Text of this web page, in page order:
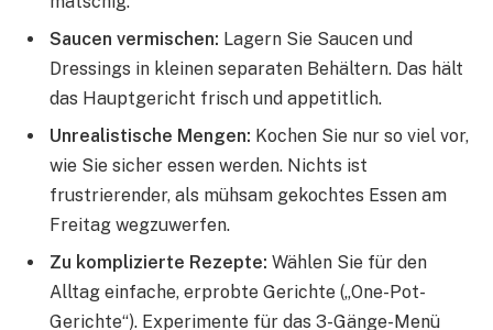
Saucen vermischen: Lagern Sie Saucen und
Dressings in kleinen separaten Behältern. Das hält
das Hauptgericht frisch und appetitlich.
Unrealistische Mengen: Kochen Sie nur so viel vor,
wie Sie sicher essen werden. Nichts ist
frustrierender, als mühsam gekochtes Essen am
Freitag wegzuwerfen.
Zu komplizierte Rezepte: Wählen Sie für den
Alltag einfache, erprobte Gerichte („One-Pot-
Gerichte“). Experimente für das 3-Gänge-Menü